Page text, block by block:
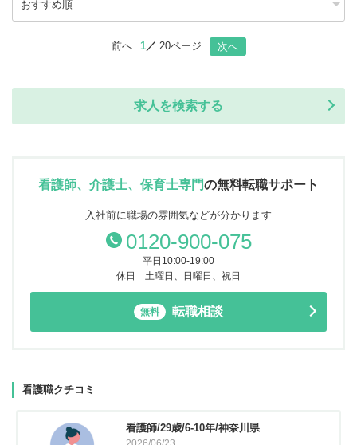
前へ 1 20ページ 次へ
求人を検索する
看護師、介護士、保育士専門の無料転職サポート
入社前に職場の雰囲気などが分かります
0120-900-075
平日10:00-19:00
休日 土曜日、日曜日、祝日
無料 転職相談
看護職クチコミ
看護師/29歳/6-10年/神奈川県